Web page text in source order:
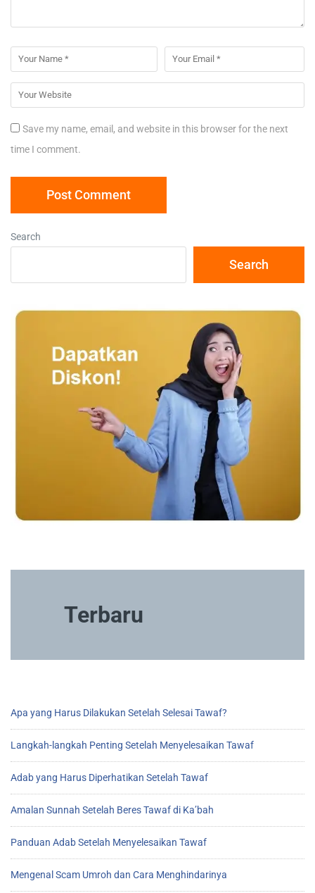
Save my name, email, and website in this browser for the next
time I comment.
Search
Search
Terbaru
Apa yang Harus Dilakukan Setelah Selesai Tawaf?
Langkah-langkah Penting Setelah Menyelesaikan Tawaf
Adab yang Harus Diperhatikan Setelah Tawaf
Amalan Sunnah Setelah Beres Tawaf di Ka’bah
Panduan Adab Setelah Menyelesaikan Tawaf
Mengenal Scam Umroh dan Cara Menghindarinya